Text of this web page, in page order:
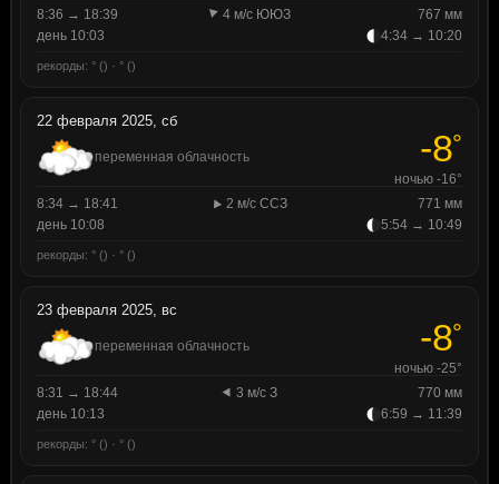
8:36 → 18:39
4 м/с ЮЮЗ
767 мм
день 10:03
4:34 → 10:20
рекорды: ° () · ° ()
22 февраля 2025, сб
переменная облачность -8°
ночью -16°
8:34 → 18:41
2 м/с ССЗ
771 мм
день 10:08
5:54 → 10:49
рекорды: ° () · ° ()
23 февраля 2025, вс
переменная облачность -8°
ночью -25°
8:31 → 18:44
3 м/с З
770 мм
день 10:13
6:59 → 11:39
рекорды: ° () · ° ()